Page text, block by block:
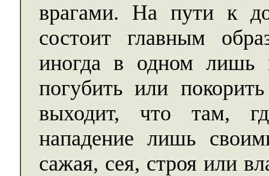
врагами. На пути к
состоит главным
иногда в одном лишь
погубить или
выходит, что там,
нападение лишь
сажая, сея, строя или